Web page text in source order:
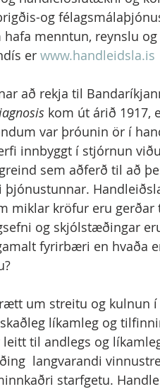
og
menntun, reynslu
er www.handleidsla.is
að rekja til
kom út árið 1917,
var þróunin ör í
innbyggt í stjórnun
sem aðferð til að
miklar kröfur eru
og skjólstæðingar
fyrirbæri en hvaða
um streitu og kulnun
líkamleg og
til andlegs og
langvarandi
starfgetu.